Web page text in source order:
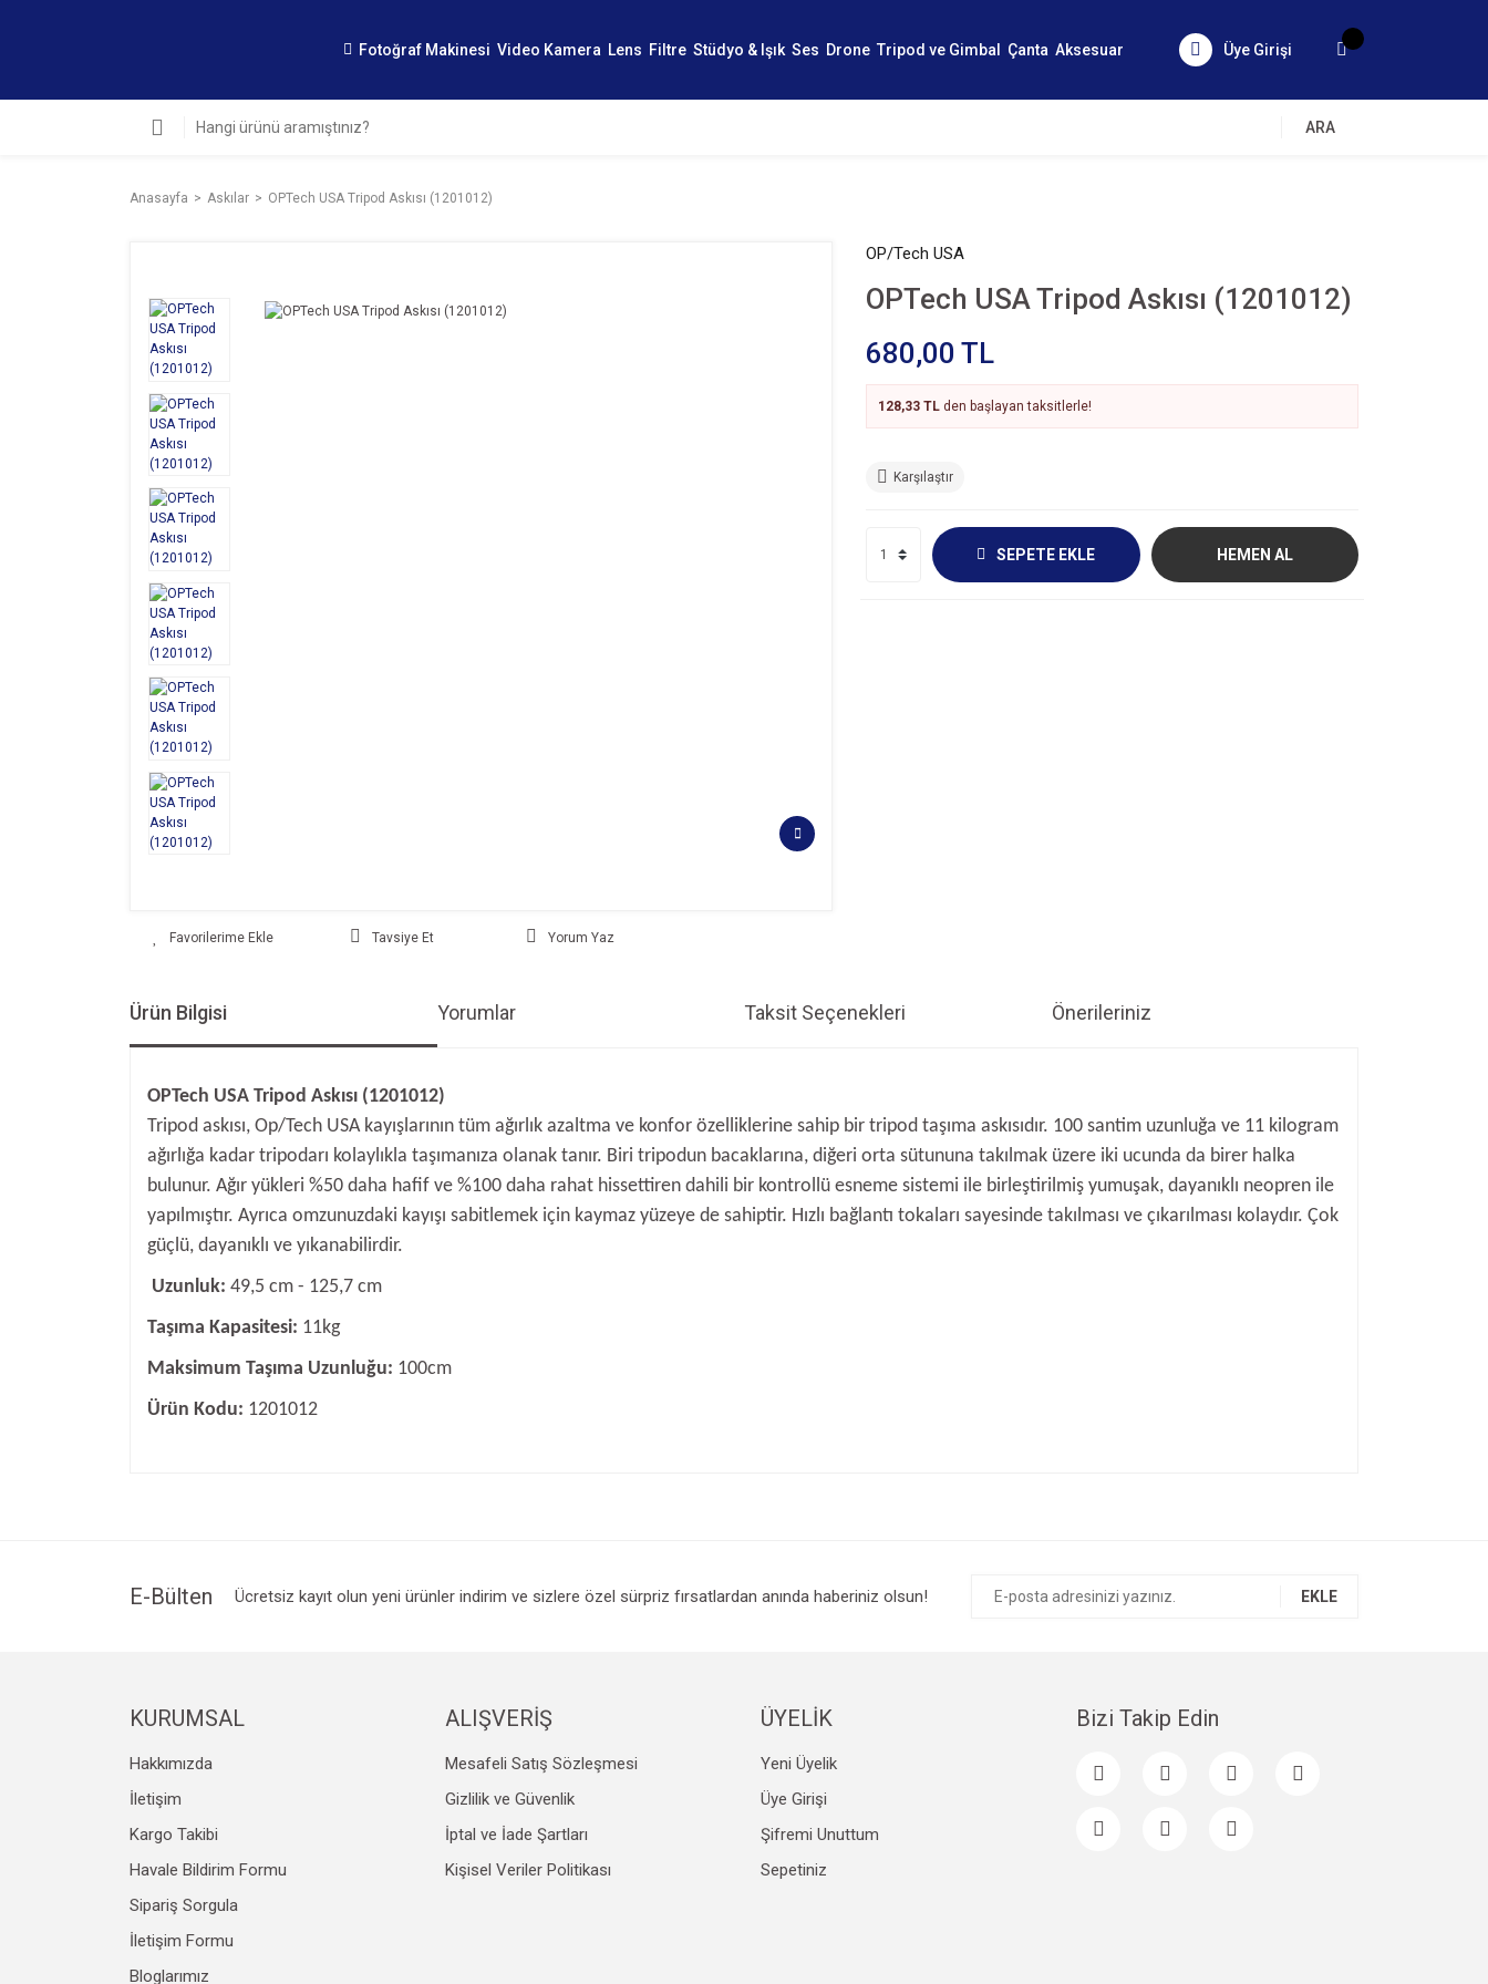
Fotoğraf Makinesi Video Kamera Lens Filtre Stüdyo & Işık Ses Drone Tripod ve Gimbal Çanta Aksesuar Üye Girişi
ARA
Anasayfa Askılar OPTech USA Tripod Askısı (1201012)
Tavsiye Et Yorum Yaz
OP/Tech USA
OPTech USA Tripod Askısı (1201012)
680,00 TL
128,33 TL den başlayan taksitlerle!
Karşılaştır
SEPETE EKLE HEMEN AL
Ürün Bilgisi Yorumlar Taksit Seçenekleri Önerileriniz
OPTech USA Tripod Askısı (1201012)
Tripod askısı, Op/Tech USA kayışlarının tüm ağırlık azaltma ve konfor özelliklerine sahip bir tripod taşıma askısıdır. 100 santim uzunluğa ve 11 kilogram
ağırlığa kadar tripodarı kolaylıkla taşımanıza olanak tanır. Biri tripodun bacaklarına, diğeri orta sütununa takılmak üzere iki ucunda da birer halka
bulunur. Ağır yükleri %50 daha hafif ve %100 daha rahat hissettiren dahili bir kontrollü esneme sistemi ile birleştirilmiş yumuşak, dayanıklı neopren ile
yapılmıştır. Ayrıca omzunuzdaki kayışı sabitlemek için kaymaz yüzeye de sahiptir. Hızlı bağlantı tokaları sayesinde takılması ve çıkarılması kolaydır. Çok
güçlü, dayanıklı ve yıkanabilirdir.
Uzunluk: 49,5 cm - 125,7 cm
Taşıma Kapasitesi: 11kg
Maksimum Taşıma Uzunluğu: 100cm
Ürün Kodu: 1201012
Ürün bilgilerinde hatalar bulunuyor.
Gönder
E-Bülten Ücretsiz kayıt olun yeni ürünler indirim ve sizlere özel sürpriz fırsatlardan anında haberiniz olsun! EKLE
KURUMSAL
Hakkımızda
İletişim
Kargo Takibi
Havale Bildirim Formu
Sipariş Sorgula
İletişim Formu
Bloglarımız
ALIŞVERİŞ
Mesafeli Satış Sözleşmesi
Gizlilik ve Güvenlik
İptal ve İade Şartları
Kişisel Veriler Politikası
ÜYELİK
Yeni Üyelik
Üye Girişi
Şifremi Unuttum
Sepetiniz
Bizi Takip Edin